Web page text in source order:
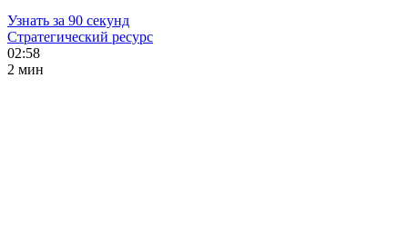
Узнать за 90 секунд
Стратегический ресурс
02:58
2 мин